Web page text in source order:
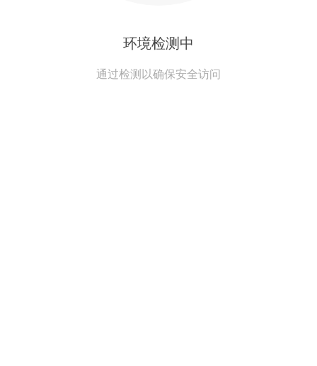
环境检测中
通过检测以确保安全访问